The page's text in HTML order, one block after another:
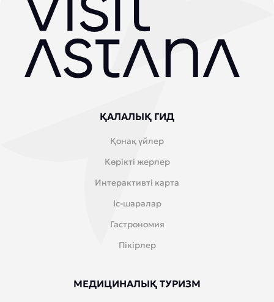
ҚАЛАЛЫҚ ГИД
Қонақ үйлер
Көрікті жерлер
Интерактивті карта
Іс-шаралар
Гастрономия
Пікірлер
МЕДИЦИНАЛЫҚ ТУРИЗМ